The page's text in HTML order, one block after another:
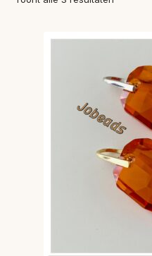
VOLG BESTELLING